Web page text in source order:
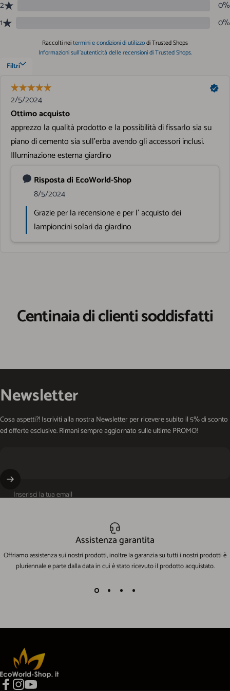
Centinaia di clienti soddisfatti
Newsletter
Cosa aspetti?! Iscriviti alla nostra Newsletter per ricevere subito il 5% di sconto
ed offerte esclusive. Rimani sempre aggiornato sulle ultime PROMO!
Inserisci la tua email
Assistenza garantita
Offriamo assistenza sui nostri prodotti, inoltre la garanzia su tutti i nostri prodotti è
pluriennale e parte dalla data in cui è stato ricevuto il prodotto acquistato.
EcoWorld-Shop